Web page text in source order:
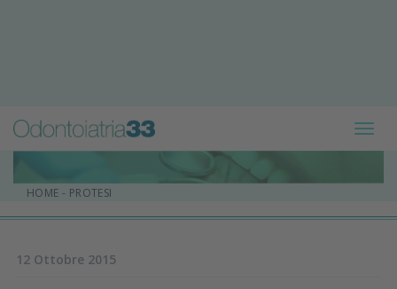
HOME - PROTESI
12 Ottobre 2015